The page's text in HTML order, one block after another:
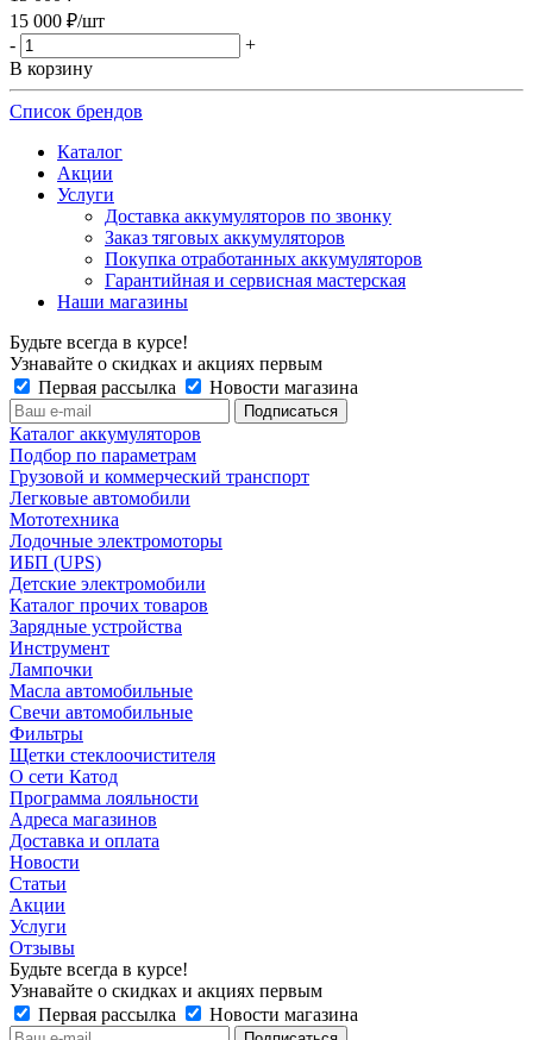
15 000 ₽/шт
-
+
В корзину
Список брендов
Каталог
Акции
Услуги
Доставка аккумуляторов по звонку
Заказ тяговых аккумуляторов
Покупка отработанных аккумуляторов
Гарантийная и сервисная мастерская
Наши магазины
Будьте всегда в курсе!
Узнавайте о скидках и акциях первым
Первая рассылка
Новости магазина
Каталог аккумуляторов
Подбор по параметрам
Грузовой и коммерческий транспорт
Легковые автомобили
Мототехника
Лодочные электромоторы
ИБП (UPS)
Детские электромобили
Каталог прочих товаров
Зарядные устройства
Инструмент
Лампочки
Масла автомобильные
Свечи автомобильные
Фильтры
Щетки стеклоочистителя
О сети Катод
Программа лояльности
Адреса магазинов
Доставка и оплата
Новости
Статьи
Акции
Услуги
Отзывы
Будьте всегда в курсе!
Узнавайте о скидках и акциях первым
Первая рассылка
Новости магазина